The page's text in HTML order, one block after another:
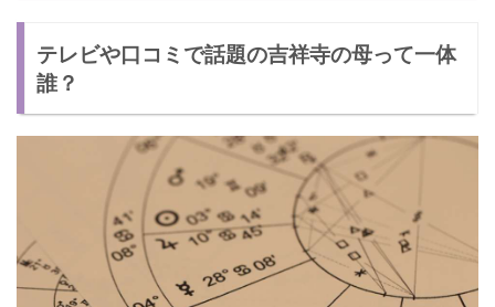
店舗詳細
さいごに
テレビや口コミで話題の吉祥寺の母って一体
誰？